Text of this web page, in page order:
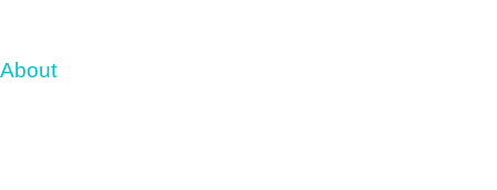
About